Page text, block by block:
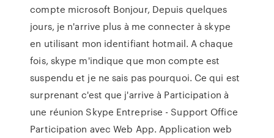
compte microsoft Bonjour, Depuis quelques
jours, je n'arrive plus à me connecter à skype
en utilisant mon identifiant hotmail. A chaque
fois, skype m'indique que mon compte est
suspendu et je ne sais pas pourquoi. Ce qui est
surprenant c'est que j'arrive à Participation à
une réunion Skype Entreprise - Support Office
Participation avec Web App. Application web